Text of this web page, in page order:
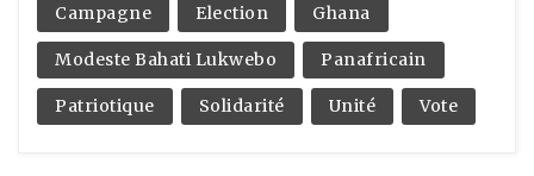
Campagne Election Ghana
Modeste Bahati Lukwebo Panafricain
Patriotique Solidarité Unité Vote